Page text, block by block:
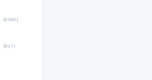
(6380)
(821)